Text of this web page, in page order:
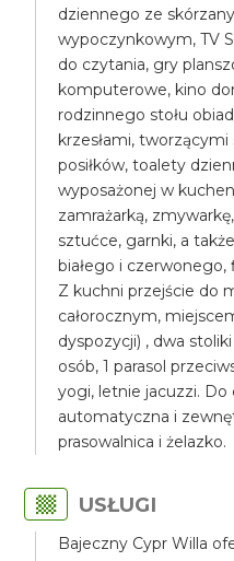
dziennego ze
wypoczynkowym, TV
do czytania, gry
komputerowe, kino
rodzinnego stołu
krzesłami,
posiłków, toalety
wyposażonej w
zamrażarką,
sztućce, garnki, a
białego i czerwonego,
Z kuchni przejście do
całorocznym,
dyspozycji) , dwa
osób, 1 parasol
yogi, letnie jacuzzi. Do
automatyczna i
prasowalnica i żelazko.
USŁUGI
Bajeczny Cypr Willa